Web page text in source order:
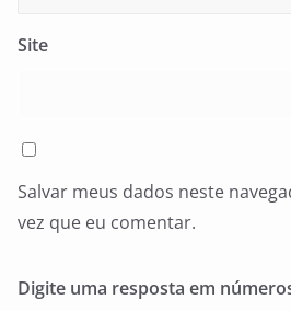
Site
Salvar meus dados neste
vez que eu comentar.
Digite uma resposta em